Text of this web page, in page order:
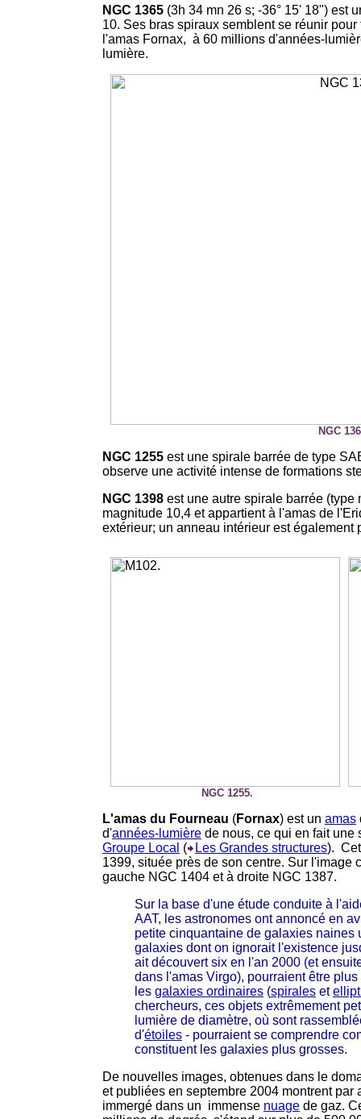
NGC 1365 (3h 34 mn 26 s; -36° 15' 18") est
10. Ses bras spiraux semblent se réunir
l'amas Fornax, à 60 millions d'années-
lumière.
NGC
NGC 1255 est une spirale barrée de type
observe une activité intense de formations
NGC 1398 est une autre spirale barrée
magnitude 10,4 et appartient à l'amas de
extérieur; un anneau intérieur est également
--
NGC 1255.
L'amas du Fourneau (Fornax) est un amas
d'années-lumière de nous, ce qui en fait
Groupe Local ( Les Grandes structures).
1399, située près de son centre. Sur l'image
gauche NGC 1404 et à droite NGC 1387.
Sur la base d'une étude conduite à
AAT, les astronomes ont annoncé en
petite cinquantaine de galaxies naines
galaxies dont on ignorait l'existence
ait découvert six en l'an 2000 (et
dans l'amas Virgo), pourraient être
les galaxies ordinaires (spirales et
chercheurs, ces objets extrêmement
lumière de diamètre, où sont
d'étoiles - pourraient se comprendre
constituent les galaxies plus grosses.
De nouvelles images, obtenues dans le
et publiées en septembre 2004 montrent par
immergé dans un immense nuage de gaz.